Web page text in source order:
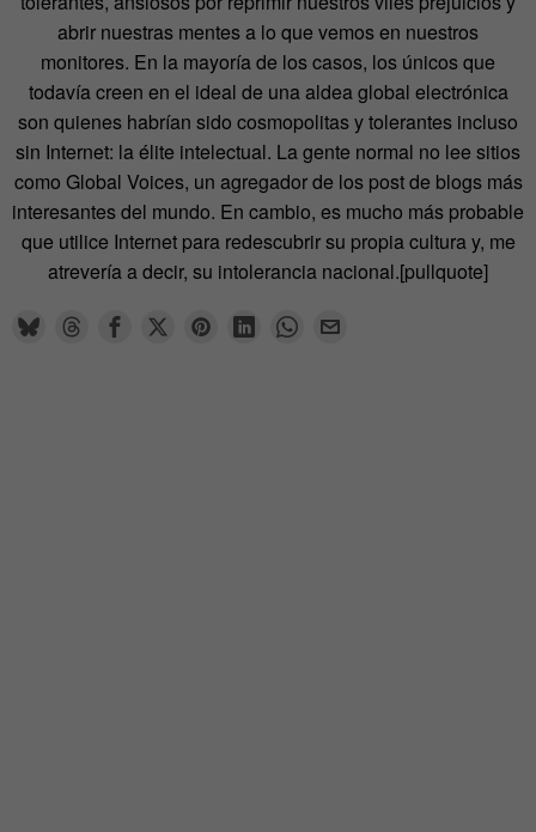
abrir nuestras mentes a lo que vemos en nuestros
monitores. En la mayoría de los casos, los únicos que
todavía creen en el ideal de una aldea global electrónica
son quienes habrían sido cosmopolitas y tolerantes incluso
sin Internet: la élite intelectual. La gente normal no lee sitios
como Global Voices, un agregador de los post de blogs más
interesantes del mundo. En cambio, es mucho más probable
que utilice Internet para redescubrir su propia cultura y, me
atrevería a decir, su intolerancia nacional.[pullquote]